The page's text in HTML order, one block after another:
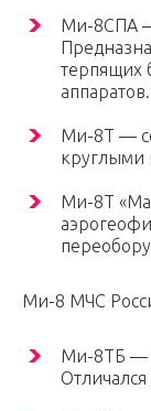
Ми-8СПА
терпящих
аппаратов.
Ми-8Т —
круглыми
Ми-8Т
Ми-8 МЧС
Ми-8ТБ —